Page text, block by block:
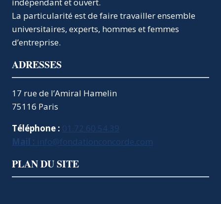
indépendant et ouvert.
La particularité est de faire travailler ensemble
universitaires, experts, hommes et femmes
d’entreprise.
ADRESSES
17 rue de l’Amiral Hamelin
75116 Paris
Téléphone : 01.72.60.54.39
Mail : info@fondationconcorde.com
PLAN DU SITE